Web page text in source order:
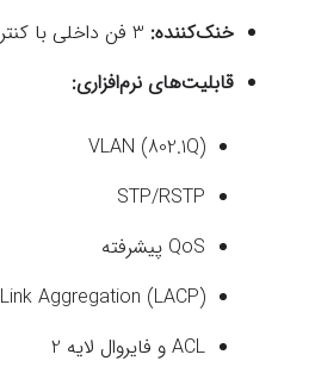
خنک‌کننده:
قابلیت‌های نرم‌افزاری:
VLAN (802.1Q)
STP/RSTP
QoS پیشرفته
Link Aggregation (LACP)
ACL و فایروال لایه 2